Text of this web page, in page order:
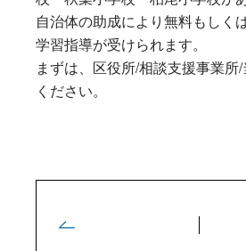
自治体の助成により無料もしく
学習指導が受けられます。
まずは、区役所/相談支援事業所
ください。